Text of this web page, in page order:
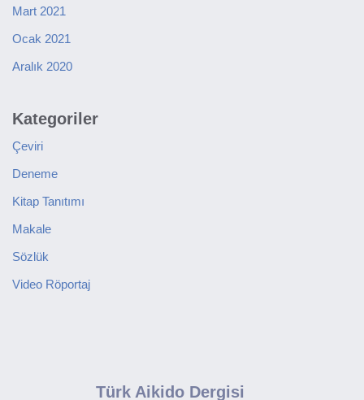
Mart 2021
Ocak 2021
Aralık 2020
Kategoriler
Çeviri
Deneme
Kitap Tanıtımı
Makale
Sözlük
Video Röportaj
Türk Aikido Dergisi